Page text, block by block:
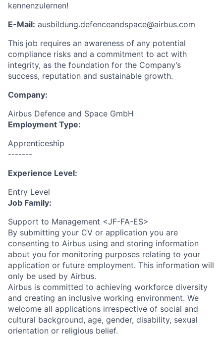
kennenzulernen!
E-Mail: ausbildung.defenceandspace@airbus.com
This job requires an awareness of any potential
compliance risks and a commitment to act with
integrity, as the foundation for the Company’s
success, reputation and sustainable growth.
Company:
Airbus Defence and Space GmbH
Employment Type:
Apprenticeship
-------
Experience Level:
Entry Level
Job Family:
Support to Management <JF-FA-ES>
By submitting your CV or application you are
consenting to Airbus using and storing information
about you for monitoring purposes relating to your
application or future employment. This information will
only be used by Airbus.
Airbus is committed to achieving workforce diversity
and creating an inclusive working environment. We
welcome all applications irrespective of social and
cultural background, age, gender, disability, sexual
orientation or religious belief.